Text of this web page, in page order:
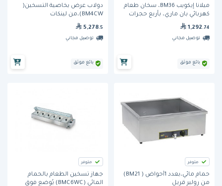
ميلانا إيكويب BM36، سخان طعام
كهربائي بان ماري، بأربع حجرات
1,292 .74
توصيل مجاني
بائع موثق
دولاب عرض بخاصية التسخين(
BM4CW)،من لينكات
5,278.5
توصيل مجاني
بائع موثق
متوفر
حمام مائي،بعدد 1أحواض ( BM21)
من رولير قريل
متوفر
جهاز تسخين الطعام بالحمام
المائي (BMC6WC) يُوضع فوق